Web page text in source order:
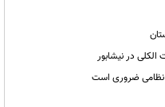
نظامی ضروری است